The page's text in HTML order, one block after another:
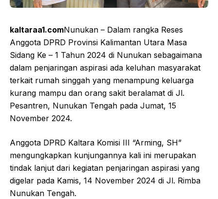
kaltaraa1.comNunukan – Dalam rangka Reses
Anggota DPRD Provinsi Kalimantan Utara Masa
Sidang Ke – 1 Tahun 2024 di Nunukan sebagaimana
dalam penjaringan aspirasi ada keluhan masyarakat
terkait rumah singgah yang menampung keluarga
kurang mampu dan orang sakit beralamat di Jl.
Pesantren, Nunukan Tengah pada Jumat, 15
November 2024.
Anggota DPRD Kaltara Komisi III “Arming, SH”
mengungkapkan kunjungannya kali ini merupakan
tindak lanjut dari kegiatan penjaringan aspirasi yang
digelar pada Kamis, 14 November 2024 di Jl. Rimba
Nunukan Tengah.